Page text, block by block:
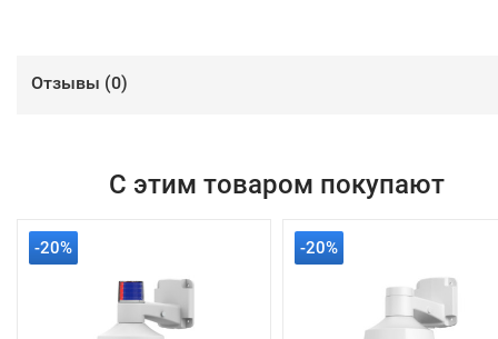
Отзывы (0)
С этим товаром покупают
-20% -20%